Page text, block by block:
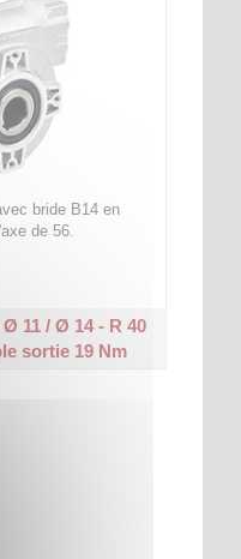
bride B14 en
de 56.
11 / Ø 14 - R 40
sortie 19 Nm